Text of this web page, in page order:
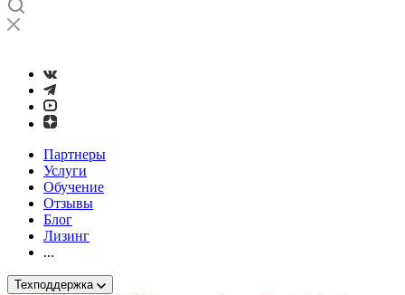
Партнеры
Услуги
Обучение
Отзывы
Блог
Лизинг
...
Техподдержка